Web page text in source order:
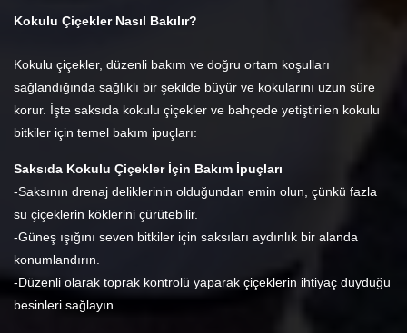
Kokulu Çiçekler Nasıl Bakılır?
Kokulu çiçekler, düzenli bakım ve doğru ortam koşulları
sağlandığında sağlıklı bir şekilde büyür ve kokularını uzun süre
korur. İşte saksıda kokulu çiçekler ve bahçede yetiştirilen kokulu
bitkiler için temel bakım ipuçları:
Saksıda Kokulu Çiçekler İçin Bakım İpuçları
-Saksının drenaj deliklerinin olduğundan emin olun, çünkü fazla
su çiçeklerin köklerini çürütebilir.
-Güneş ışığını seven bitkiler için saksıları aydınlık bir alanda
konumlandırın.
-Düzenli olarak toprak kontrolü yaparak çiçeklerin ihtiyaç duyduğu
besinleri sağlayın.